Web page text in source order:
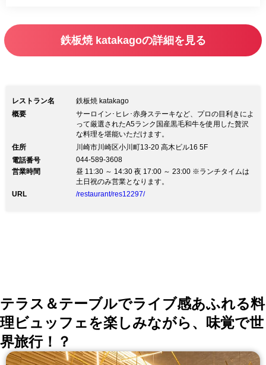
鉄板焼 katakagoの詳細を見る
レストラン名
鉄板焼 katakago
概要
サーロイン･ヒレ･赤身ステーキなど、プロの目利きによ
って厳選されたA5ランク国産黒毛和牛を使用した贅沢
な料理を堪能いただけます。
住所
川崎市川崎区小川町13-20 高木ビル16 5F
電話番号
044-589-3608
営業時間
昼 11:30 ～ 14:30 夜 17:00 ～ 23:00 ※ランチタイムは
土日祝のみ営業となります。
URL
/restaurant/res12297/
テラス＆テーブルでライブ感あふれる料
理ビュッフェを楽しみながら、味覚で世
界旅行！？